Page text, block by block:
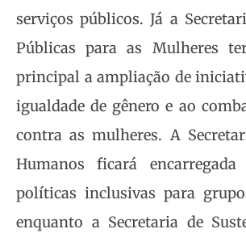
serviços públicos. Já a
Públicas para as Mulheres
principal a ampliação de
igualdade de gênero e ao
contra as mulheres. A
Humanos ficará
políticas inclusivas para
enquanto a Secretaria de